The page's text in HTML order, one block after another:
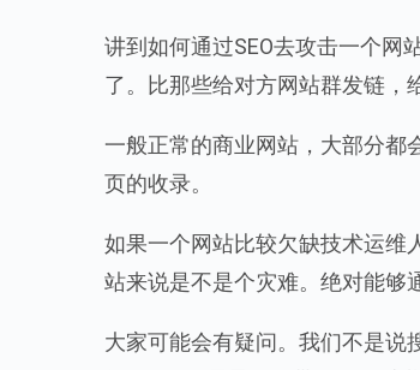
讲到如何通过SEO去攻击一个网
了。比那些给对方网站群发链，
一般正常的商业网站，大部分都
页的收录。
如果一个网站比较欠缺技术运维
站来说是不是个灾难。绝对能够
大家可能会有疑问。我们不是说